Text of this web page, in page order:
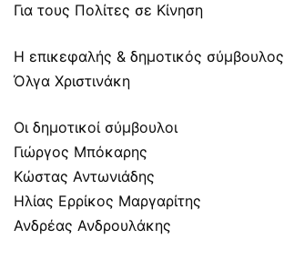
Για τους Πολίτες σε Κίνηση
Η επικεφαλής & δημοτικός σύμβουλος
Όλγα Χριστινάκη
Οι δημοτικοί σύμβουλοι
Γιώργος Μπόκαρης
Κώστας Αντωνιάδης
Ηλίας Ερρίκος Μαργαρίτης
Ανδρέας Ανδρουλάκης